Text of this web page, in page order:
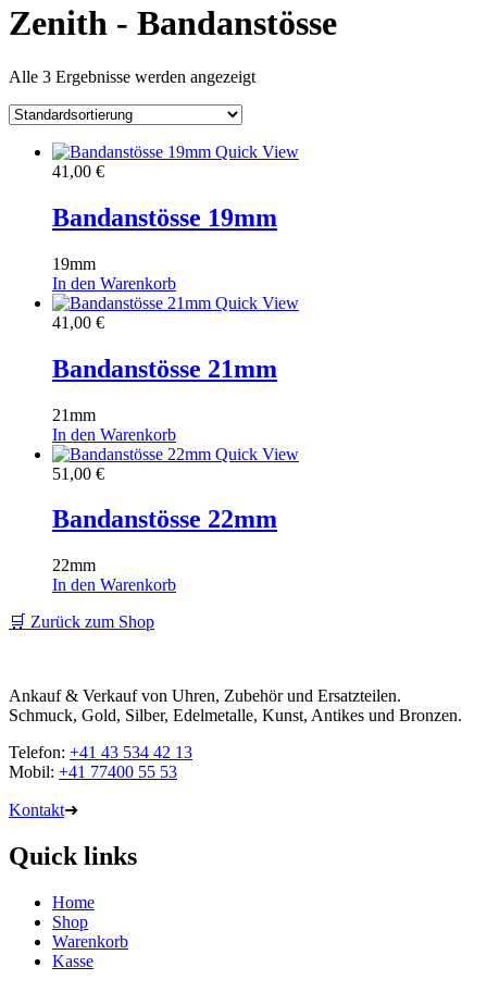
Zenith - Bandanstösse
Alle 3 Ergebnisse werden angezeigt
Quick View
41,00 €
Bandanstösse 19mm
19mm
In den Warenkorb
Quick View
41,00 €
Bandanstösse 21mm
21mm
In den Warenkorb
Quick View
51,00 €
Bandanstösse 22mm
22mm
In den Warenkorb
🛒 Zurück zum Shop
Ankauf & Verkauf von Uhren, Zubehör und Ersatzteilen.
Schmuck, Gold, Silber, Edelmetalle, Kunst, Antikes und Bronzen.
Telefon: +41 43 534 42 13
Mobil: +41 77400 55 53
Kontakt➜
Quick links
Home
Shop
Warenkorb
Kasse